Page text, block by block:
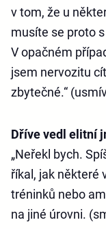
v tom, že u
musíte se proto
V opačném
jsem nervozitu
zbytečné.“
Dříve vedl elitní
„Neřekl bych.
říkal, jak některé
tréninků nebo
na jiné úrovni.